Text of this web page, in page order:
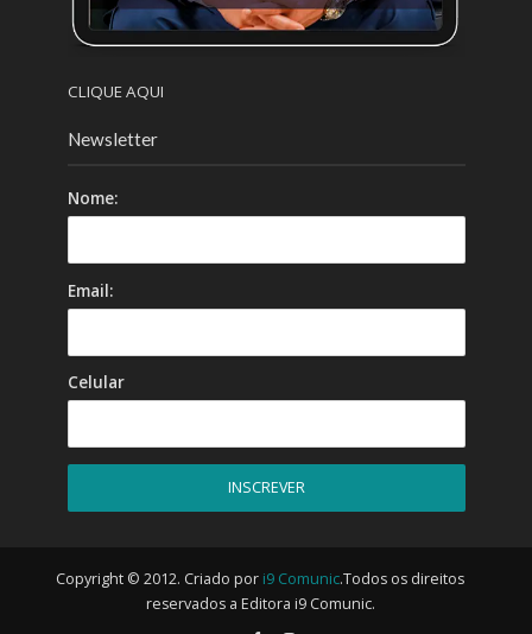
CLIQUE AQUI
Newsletter
Nome:
Email:
Celular
Copyright © 2012. Criado por i9 Comunic.Todos os direitos
reservados a Editora i9 Comunic.